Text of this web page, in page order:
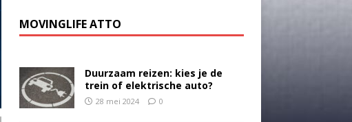
MOVINGLIFE ATTO
Duurzaam reizen: kies je de
trein of elektrische auto?
28 mei 2024 0